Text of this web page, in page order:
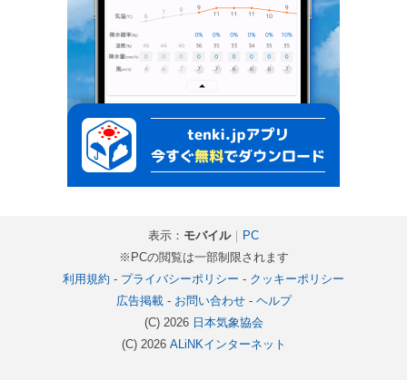
表示： モバイル｜ PC
※PCの閲覧は一部制限されます
利用規約 - プライバシーポリシー - クッキーポリシー
広告掲載- お問い合わせ- ヘルプ
(C) 2026 日本気象協会
(C) 2026 ALiNKインターネット